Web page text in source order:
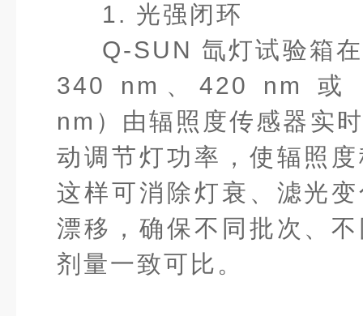
1. 光强闭环
Q-SUN 氙灯试验箱
340 nm、420 nm 或
nm）由辐照度传感器实
动调节灯功率，使辐照
这样可消除灯衰、滤光
漂移，确保不同批次、
剂量一致可比。